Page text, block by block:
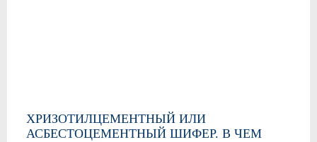
ХРИЗОТИЛЦЕМЕНТНЫЙ ИЛИ
АСБЕСТОЦЕМЕНТНЫЙ ШИФЕР. В ЧЕМ